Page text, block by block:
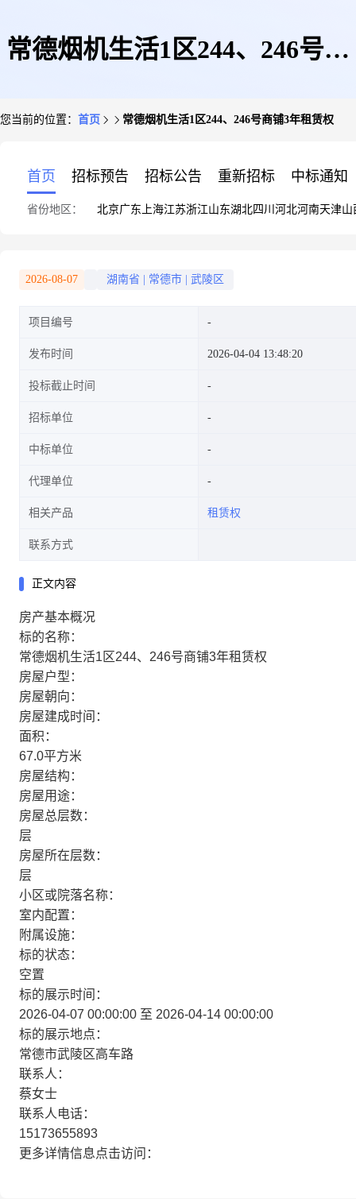
常德烟机生活1区244、246号商
您当前的位置： 首页 常德烟机生活1区244、246号商铺3年租赁权
首页 招标预告 招标公告 重新招标 中标通知
省份地区： 北京广东 上海江苏浙江山东湖北四川 河北河南天津山
2026-08-07 湖南省 常德市 武陵区
项目编号
发布时间 2026-04-04 13:48:20
投标截止时间
招标单位
中标单位
代理单位
相关产品 租赁权
联系方式
正文内容
房产基本概况
标的名称：
常德烟机生活1区244、246号商铺3年租赁权
房屋户型：
房屋朝向：
房屋建成时间：
面积：
67.0平方米
房屋结构：
房屋用途：
房屋总层数：
层
房屋所在层数：
层
小区或院落名称：
室内配置：
附属设施：
标的状态：
空置
标的展示时间：
2026-04-07 00:00:00 至 2026-04-14 00:00:00
标的展示地点：
常德市武陵区高车路
联系人：
蔡女士
联系人电话：
15173655893
更多详情信息点击访问：